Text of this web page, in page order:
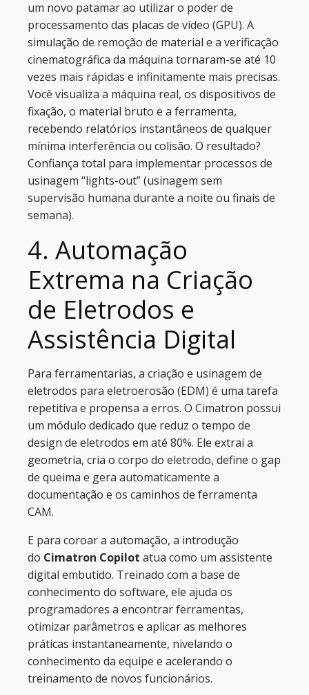
um novo patamar ao utilizar o poder de
processamento das placas de vídeo (GPU). A
simulação de remoção de material e a verificação
cinematográfica da máquina tornaram-se até 10
vezes mais rápidas e infinitamente mais precisas.
Você visualiza a máquina real, os dispositivos de
fixação, o material bruto e a ferramenta,
recebendo relatórios instantâneos de qualquer
mínima interferência ou colisão. O resultado?
Confiança total para implementar processos de
usinagem “lights-out” (usinagem sem
supervisão humana durante a noite ou finais de
semana).
4. Automação
Extrema na Criação
de Eletrodos e
Assistência Digital
Para ferramentarias, a criação e usinagem de
eletrodos para eletroerosão (EDM) é uma tarefa
repetitiva e propensa a erros. O Cimatron possui
um módulo dedicado que reduz o tempo de
design de eletrodos em até 80%. Ele extrai a
geometria, cria o corpo do eletrodo, define o gap
de queima e gera automaticamente a
documentação e os caminhos de ferramenta
CAM.
E para coroar a automação, a introdução
do Cimatron Copilot atua como um assistente
digital embutido. Treinado com a base de
conhecimento do software, ele ajuda os
programadores a encontrar ferramentas,
otimizar parâmetros e aplicar as melhores
práticas instantaneamente, nivelando o
conhecimento da equipe e acelerando o
treinamento de novos funcionários.